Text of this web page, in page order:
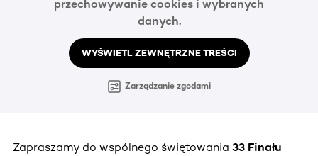
przechowywanie cookies i wybranych
danych.
WYŚWIETL ZEWNĘTRZNE TREŚCI
Zarządzanie zgodami
Zapraszamy do wspólnego świętowania 33 Finału